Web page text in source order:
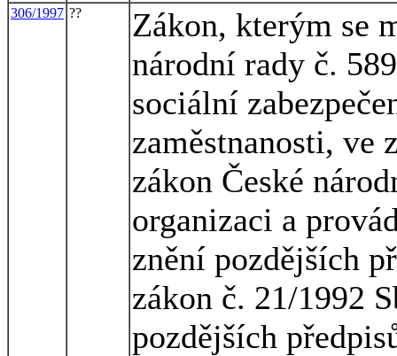
306/1997 ??
Zákon, kterým se
národní rady č.
sociální
zaměstnanosti, ve
zákon České
organizaci a
znění pozdějších
zákon č. 21/1992
pozdějších